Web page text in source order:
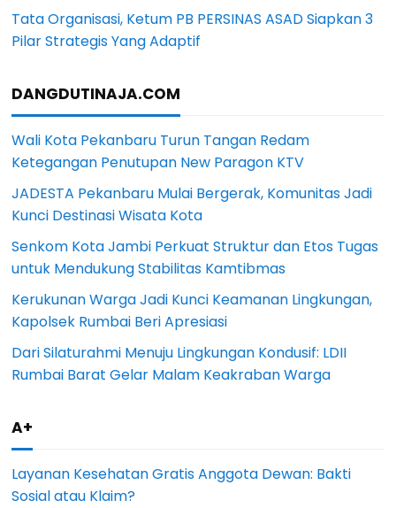
Tata Organisasi, Ketum PB PERSINAS ASAD Siapkan 3
Pilar Strategis Yang Adaptif
DANGDUTINAJA.COM
Wali Kota Pekanbaru Turun Tangan Redam
Ketegangan Penutupan New Paragon KTV
JADESTA Pekanbaru Mulai Bergerak, Komunitas Jadi
Kunci Destinasi Wisata Kota
Senkom Kota Jambi Perkuat Struktur dan Etos Tugas
untuk Mendukung Stabilitas Kamtibmas
Kerukunan Warga Jadi Kunci Keamanan Lingkungan,
Kapolsek Rumbai Beri Apresiasi
Dari Silaturahmi Menuju Lingkungan Kondusif: LDII
Rumbai Barat Gelar Malam Keakraban Warga
A+
Layanan Kesehatan Gratis Anggota Dewan: Bakti
Sosial atau Klaim?